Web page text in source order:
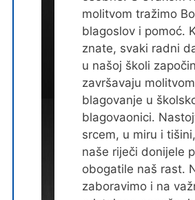
molitvom tražimo
blagoslov i pomoć.
znate, svaki radni
u našoj školi
završavaju
blagovanje u
blagovaonici.
srcem, u miru i
naše riječi donijele
obogatile naš rast.
zaboravimo i na